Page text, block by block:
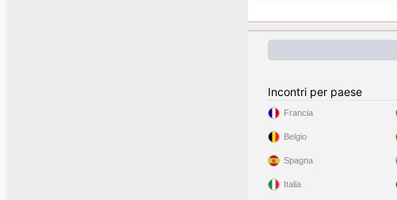
Incontri per paese
Francia
Belgio
Spagna
Italia